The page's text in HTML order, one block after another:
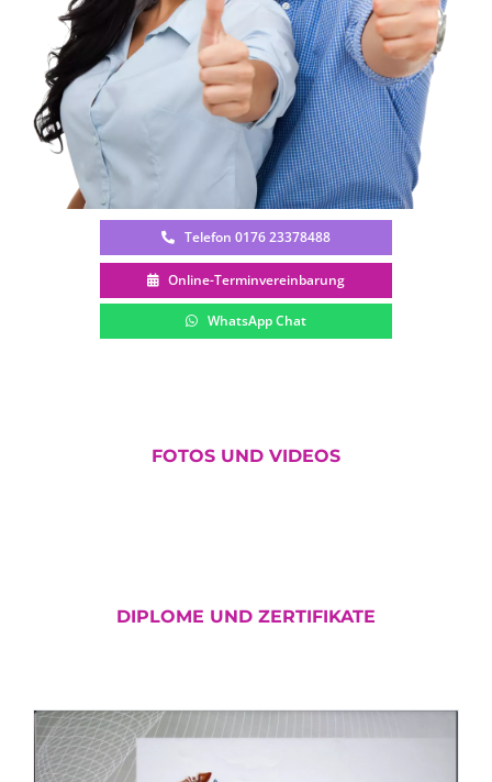
Telefon 0176 23378488
Online-Terminvereinbarung
WhatsApp Chat
FOTOS UND VIDEOS
DIPLOME UND ZERTIFIKATE